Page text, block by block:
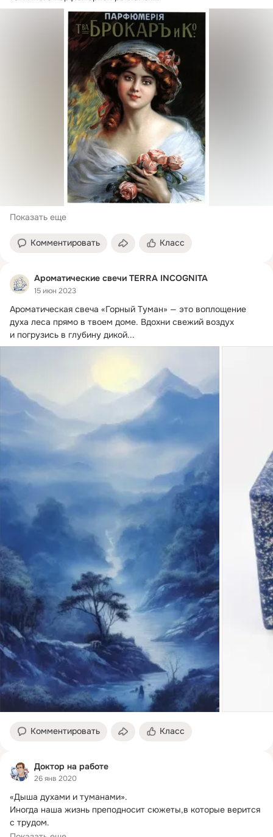
Ралле, Келер, Брокар, Жуков...
Показать еще
Комментировать Класс
Ароматические свечи TERRA INCOGNITA
15 июн 2023
Ароматическая свеча «Горный Туман» — это воплощение
духа леса прямо в твоем доме. Вдохни свежий воздух
и погрузись в глубину дикой...
Комментировать Класс
Доктор на работе
26 янв 2020
«Дыша духами и туманами».
Иногда наша жизнь преподносит сюжеты,в которые верится
с трудом.